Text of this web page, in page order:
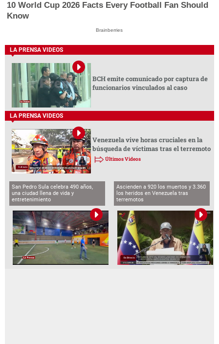
10 World Cup 2026 Facts Every Football Fan Should
Know
Brainberries
LA PRENSA VIDEOS
BCH emite comunicado por captura de
funcionarios vinculados al caso
LA PRENSA VIDEOS
Venezuela vive horas cruciales en la
búsqueda de víctimas tras el terremoto
Últimos Videos
San Pedro Sula celebra 490 años,
una ciudad llena de vida y
entretenimiento
Ascienden a 920 los muertos y 3.360
los heridos en Venezuela tras
terremotos